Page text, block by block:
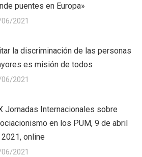
puentes en Europa»
2021
la discriminación de las personas
es misión de todos
2021
Jornadas Internacionales sobre
en los PUM, 9 de abril
online
2021